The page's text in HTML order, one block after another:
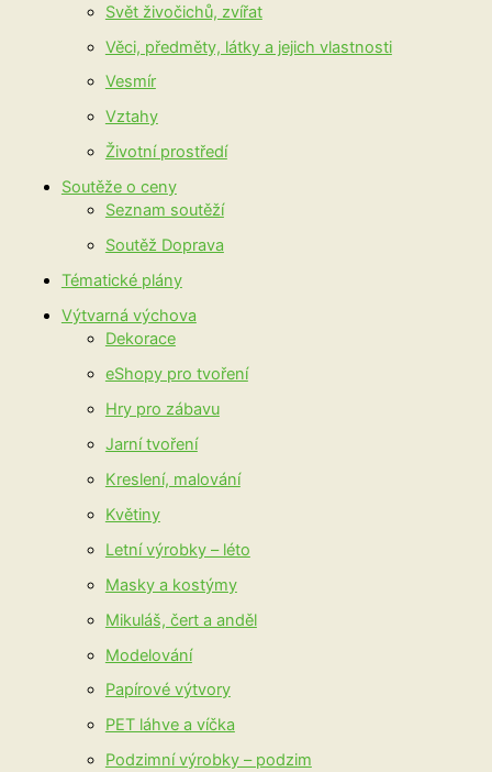
Svět živočichů, zvířat
Věci, předměty, látky a jejich vlastnosti
Vesmír
Vztahy
Životní prostředí
Soutěže o ceny
Seznam soutěží
Soutěž Doprava
Tématické plány
Výtvarná výchova
Dekorace
eShopy pro tvoření
Hry pro zábavu
Jarní tvoření
Kreslení, malování
Květiny
Letní výrobky – léto
Masky a kostýmy
Mikuláš, čert a anděl
Modelování
Papírové výtvory
PET láhve a víčka
Podzimní výrobky – podzim